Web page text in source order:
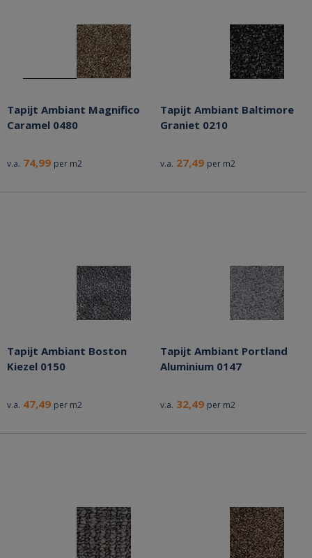
Tapijt Ambiant Magnifico
Caramel 0480
v.a. 74,99 per m2
Tapijt Ambiant Baltimore
Graniet 0210
v.a. 27,49 per m2
Tapijt Ambiant Boston
Kiezel 0150
v.a. 47,49 per m2
Tapijt Ambiant Portland
Aluminium 0147
v.a. 32,49 per m2